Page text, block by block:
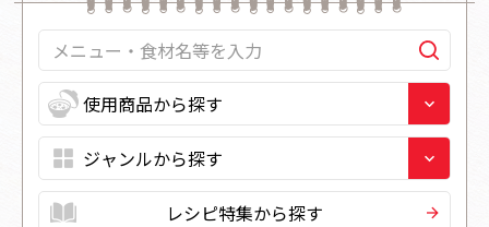
レシピ特集から探す